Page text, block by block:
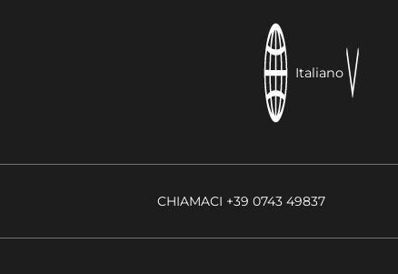
Italiano
CHIAMACI +39 0743 49837